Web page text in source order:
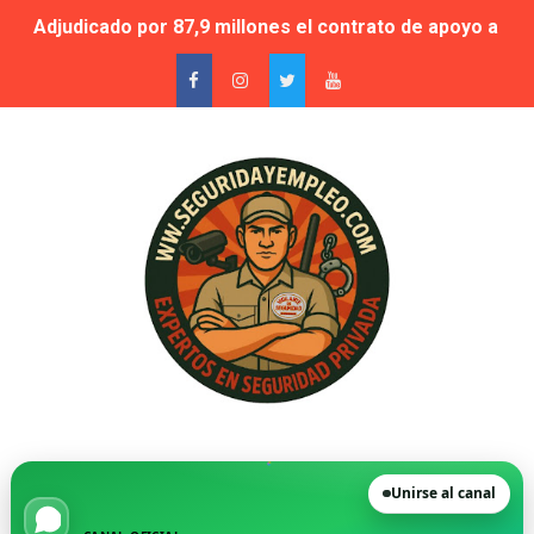
🚨 Falta de vigilantes en El Retiro: cuando la seguridad
Suspensión cautelar de la adjudicación de varios
Novedad. Orden INT/25/2026 — Habilitación de
La Moraleja, condenada a readmitir a su director de
FGV destinará más de 30 millones de euros a los
🗞️ Opinión | La realidad tras una semana realizando
🚨 Denunciado por intrusismo en seguridad privada
UCSP. Informe nº2014/068. Compatibilidad entre
Testimonios - Un vigilante logra que Inspección de
Unirse al canal